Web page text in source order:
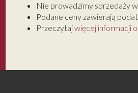
Nie prowadzimy sprzedaży
Podane ceny zawierają
Przeczytajwięcej informacji